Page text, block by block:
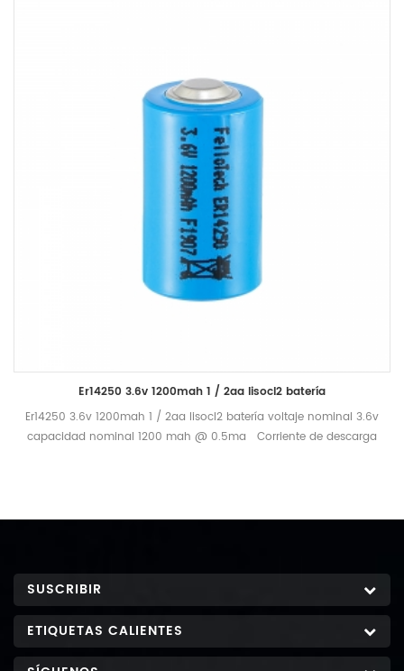
Er14250 3.6v 1200mah 1 / 2aa lisocl2 batería
Er14250 3.6v 1200mah 1 / 2aa lisocl2 batería voltaje nominal 3.6v
capacidad nominal 1200 mah @ 0.5ma Corriente de descarga
Operacional rango de temperatura -55 ℃ - +85 ℃ peso
SUSCRIBIR
ETIQUETAS CALIENTES